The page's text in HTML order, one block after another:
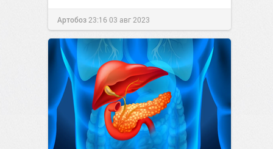
Артобоз 23:1603 авг 2023